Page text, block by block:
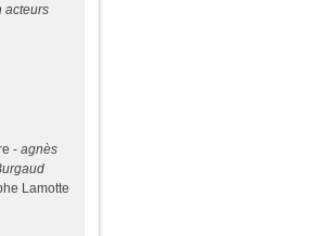
acteurs
- agnès
Lamotte